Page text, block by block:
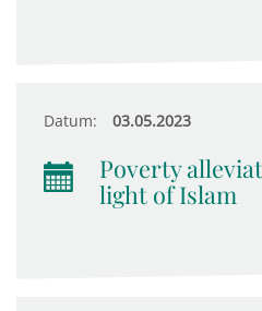
Datum: 03.05.2023
Poverty
light of Islam